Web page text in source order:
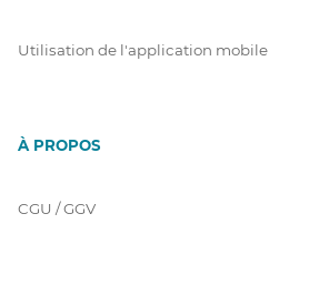
Utilisation de l'application mobile
À PROPOS
CGU / GGV